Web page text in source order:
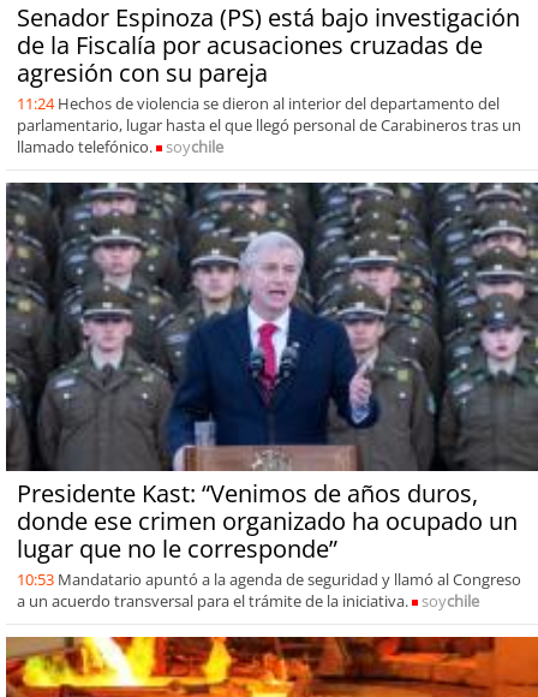
Senador Espinoza (PS) está bajo investigación
de la Fiscalía por acusaciones cruzadas de
agresión con su pareja
11:24 Hechos de violencia se dieron al interior del departamento del
parlamentario, lugar hasta el que llegó personal de Carabineros tras un
llamado telefónico.
soychile
Presidente Kast: “Venimos de años duros,
donde ese crimen organizado ha ocupado un
lugar que no le corresponde”
10:53 Mandatario apuntó a la agenda de seguridad y llamó al Congreso
a un acuerdo transversal para el trámite de la iniciativa.
soychile